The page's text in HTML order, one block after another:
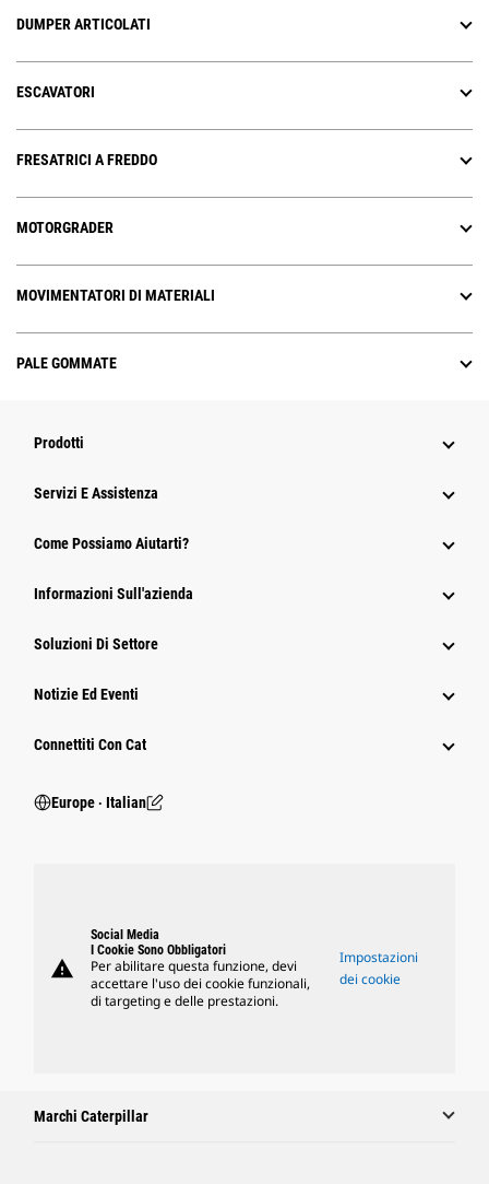
DUMPER ARTICOLATI
ESCAVATORI
FRESATRICI A FREDDO
MOTORGRADER
MOVIMENTATORI DI MATERIALI
PALE GOMMATE
Prodotti
Servizi E Assistenza
Come Possiamo Aiutarti?
Informazioni Sull'azienda
Soluzioni Di Settore
Notizie Ed Eventi
Connettiti Con Cat
Europe ‧ Italian
warning
Social Media
I Cookie Sono Obbligatori
Per abilitare questa funzione, devi
accettare l'uso dei cookie funzionali,
di targeting e delle prestazioni.
Impostazioni
dei cookie
Marchi Caterpillar